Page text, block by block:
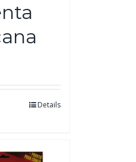
Details